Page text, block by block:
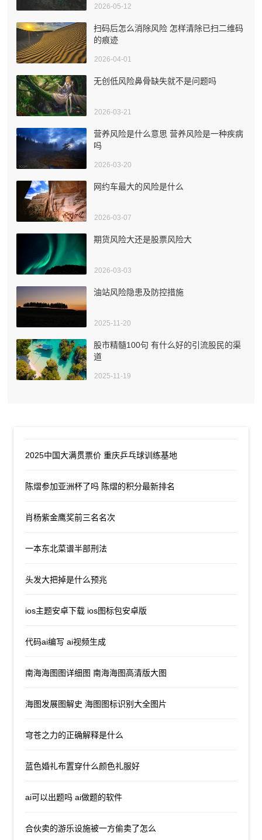
2026-05-12
扫码后怎么消除风险 怎样清除已扫二维码
的痕迹
2026-04-01
无创低风险鼻骨缺失就不是问题吗
2026-03-21
营养风险是什么意思 营养风险是一种疾病
吗
2026-03-20
网约车最大的风险是什么
2026-03-07
期货风险大还是股票风险大
2026-03-03
油站风险隐患及防控措施
2025-11-20
股市精髓100句 有什么好的引流股民的渠
道
2025-11-19
2025中国大满贯票价 重庆乒乓球训练基地
陈熠参加亚洲杯了吗 陈熠的积分最新排名
肖杨紫金鹰奖前三名名次
一本东北菜谱半部刑法
头发大把掉是什么预兆
ios主题安卓下载 ios图标包安卓版
代码ai编写 ai视频生成
南海海图图详细图 南海海图高清版大图
海图发展图解史 海图图标识别大全图片
穹苍之力的正确解释是什么
蓝色婚礼布置穿什么颜色礼服好
ai可以出题吗 ai做题的软件
合伙卖的游乐设施被一方偷卖了怎么